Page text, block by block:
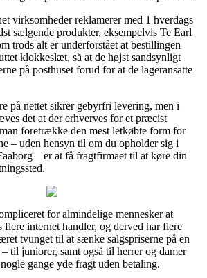
virksomheder reklamerer med 1 hverdags
sælgende produkter, eksempelvis Te Earl
trods alt er underforstået at bestillingen
klokkeslæt, så at de højst sandsynligt
på posthuset forud for at de lageransatte
på nettet sikrer gebyrfri levering, men i
det at der erhverves for et præcist
foretrække den mest letkøbte form for
– uden hensyn til om du opholder sig i
– er at få fragtfirmaet til at køre din
for almindelige mennesker at
flere internet handler, og derved har flere
tvunget til at sænke salgspriserne på en
til juniorer, samt også til herrer og damer
gange yde fragt uden betaling.